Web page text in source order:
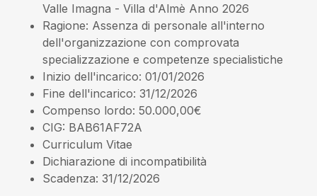
Valle Imagna - Villa d'Almè Anno 2026
Ragione: Assenza di personale all'interno
dell'organizzazione con comprovata
specializzazione e competenze specialistiche
Inizio dell'incarico: 01/01/2026
Fine dell'incarico: 31/12/2026
Compenso lordo: 50.000,00€
CIG: BAB61AF72A
Curriculum Vitae
Dichiarazione di incompatibilità
Scadenza: 31/12/2026